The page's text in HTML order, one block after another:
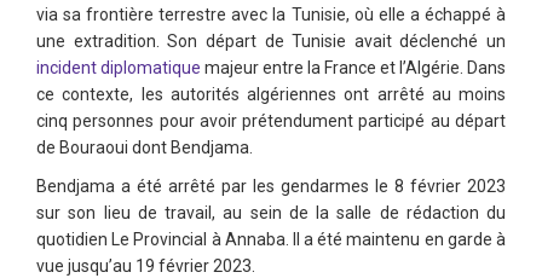
via sa frontière terrestre avec la Tunisie, où elle a échappé à
une extradition. Son départ de Tunisie avait déclenché un
incident diplomatique majeur entre la France et l’Algérie. Dans
ce contexte, les autorités algériennes ont arrêté au moins
cinq personnes pour avoir prétendument participé au départ
de Bouraoui dont Bendjama.
Bendjama a été arrêté par les gendarmes le 8 février 2023
sur son lieu de travail, au sein de la salle de rédaction du
quotidien Le Provincial à Annaba. Il a été maintenu en garde à
vue jusqu’au 19 février 2023.